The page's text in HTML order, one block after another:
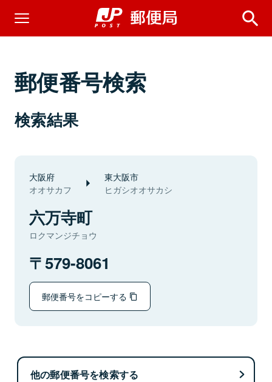
郵便番号検索
検索結果
大阪府
オオサカフ
東大阪市
ヒガシオオサカシ
六万寺町
ロクマンジチョウ
579-8061
郵便番号をコピーする
他の郵便番号を検索する